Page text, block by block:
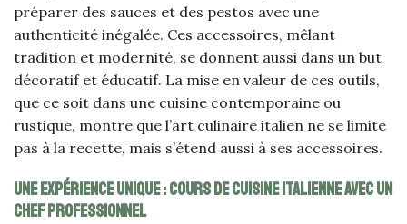
préparer des sauces et des pestos avec une
authenticité inégalée. Ces accessoires, mêlant
tradition et modernité, se donnent aussi dans un but
décoratif et éducatif. La mise en valeur de ces outils,
que ce soit dans une cuisine contemporaine ou
rustique, montre que l’art culinaire italien ne se limite
pas à la recette, mais s’étend aussi à ses accessoires.
Une expérience unique : cours de cuisine italienne avec un
chef professionnel